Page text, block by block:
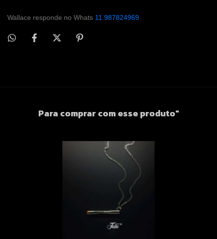
Wallace responde no Whats 11 987824969
Para comprar com esse produto"